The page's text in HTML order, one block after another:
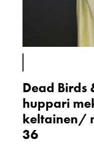
Dead Birds
huppari
keltainen/
36